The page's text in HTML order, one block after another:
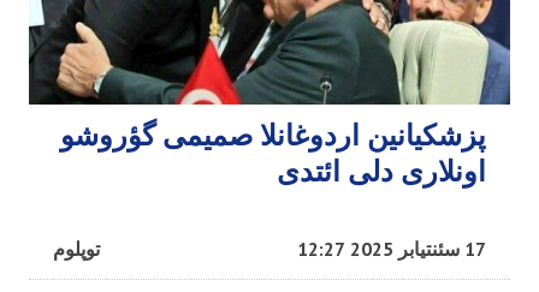
پزشکیانین اردوغانلا صمیمی گؤروشو
اونلاری دلی ائتدی
توپلوم 17 سئنتیابر 2025 12:27